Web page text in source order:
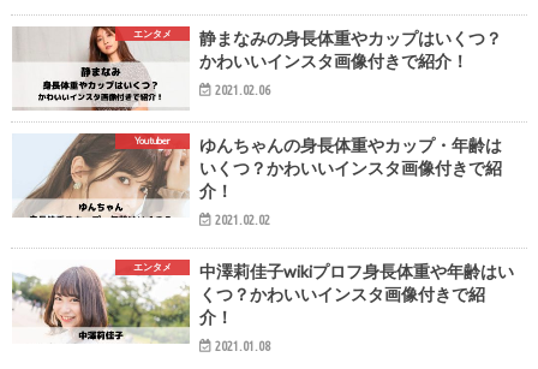
エンタメ
静まなみの身長体重やカップはいくつ？
かわいいインスタ画像付きで紹介！
2021.02.06
Youtuber
ゆんちゃんの身長体重やカップ・年齢は
いくつ？かわいいインスタ画像付きで紹
介！
2021.02.02
エンタメ
中澤莉佳子wikiプロフ身長体重や年齢はい
くつ？かわいいインスタ画像付きで紹
介！
2021.01.08